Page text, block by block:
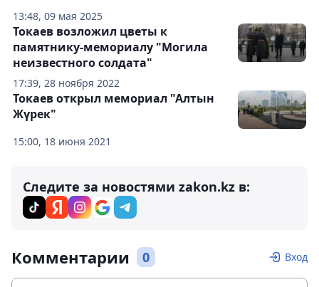
13:48, 09 мая 2025
17:39, 28 ноября 2022
Токаев возложил цветы к
памятнику-мемориалу "Могила
неизвестного солдата"
15:00, 18 июня 2021
Токаев открыл мемориал "Алтын
Жүрек"
Следите за новостями zakon.kz в:
Комментарии 0 Вход